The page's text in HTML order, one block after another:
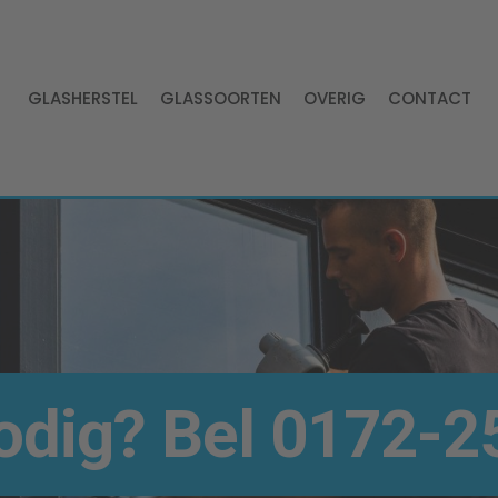
GLASHERSTEL GLASSOORTEN OVERIG CONTACT
? Bel 0172-